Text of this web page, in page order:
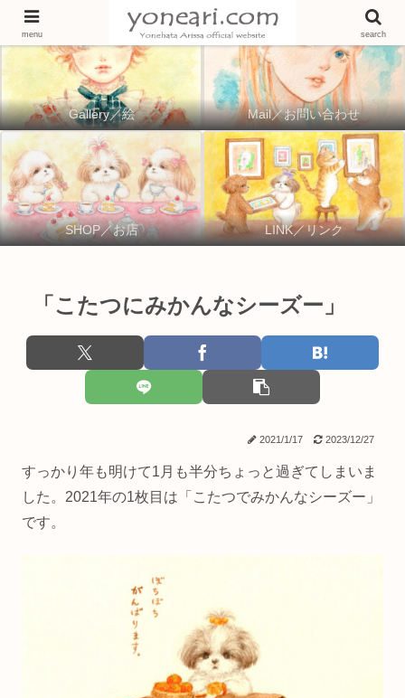
Gallery／絵 Mail／お問い合わせ
SHOP／お店 LINK／リンク
「こたつにみかんなシーズー」
2021/1/17 2023/12/27
すっかり年も明けて1月も半分ちょっと過ぎてしまいま
した。2021年の1枚目は「こたつでみかんなシーズー」
です。
menu search